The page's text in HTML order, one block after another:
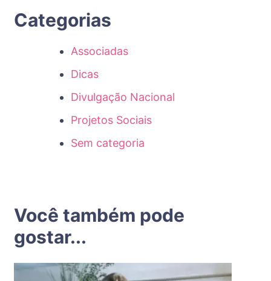
Categorias
Associadas
Dicas
Divulgação Nacional
Projetos Sociais
Sem categoria
Você também pode
gostar...